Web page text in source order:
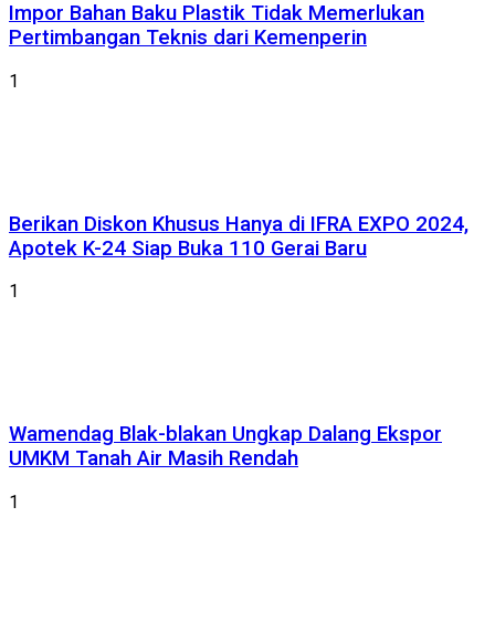
Impor Bahan Baku Plastik Tidak Memerlukan
Pertimbangan Teknis dari Kemenperin
1
Berikan Diskon Khusus Hanya di IFRA EXPO 2024,
Apotek K-24 Siap Buka 110 Gerai Baru
1
Wamendag Blak-blakan Ungkap Dalang Ekspor
UMKM Tanah Air Masih Rendah
1